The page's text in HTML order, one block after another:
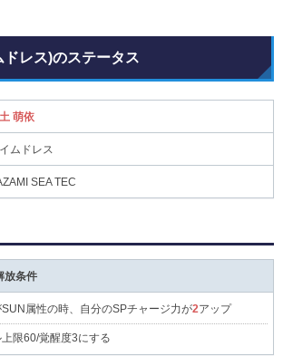
レス)のステータス
萌依
ムドレス
SEA TEC
放条件
属性の時、自分のSPチャージ力が2アップ
上限60/覚醒度3にする